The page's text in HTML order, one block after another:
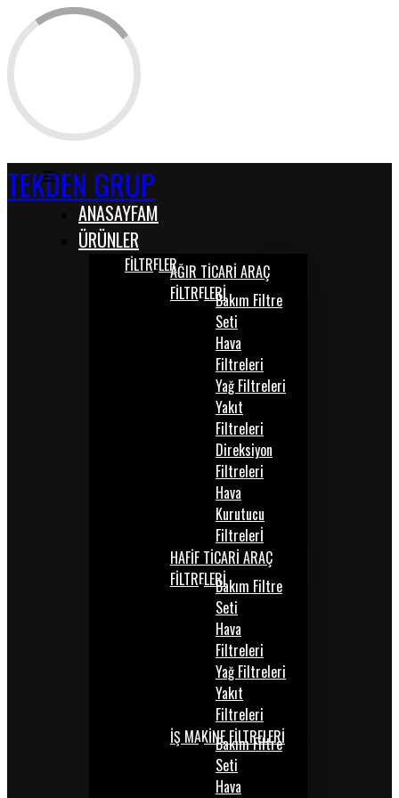
TEKDEN GRUP
ANASAYFAM
ÜRÜNLER
FİLTRELERAĞIR TİCARİ ARAÇ
FİLTRELERİBakım Filtre
Seti
Hava
Filtreleri
Yağ Filtreleri
Yakıt
Filtreleri
Direksiyon
Filtreleri
Hava
Kurutucu
Filtrelerİ
HAFİF TİCARİ ARAÇ
FİLTRELERİBakım Filtre
Seti
Hava
Filtreleri
Yağ Filtreleri
Yakıt
Filtreleri
İŞ MAKİNE FİLTRELERİ
Bakım Filtre
Seti
Hava